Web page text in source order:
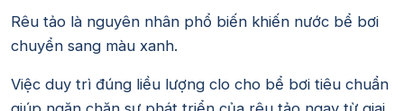
Rêu tảo là nguyên nhân phổ biến khiến nước bể bơi
chuyển sang màu xanh.
Việc duy trì đúng liều lượng clo cho bể bơi tiêu chuẩn